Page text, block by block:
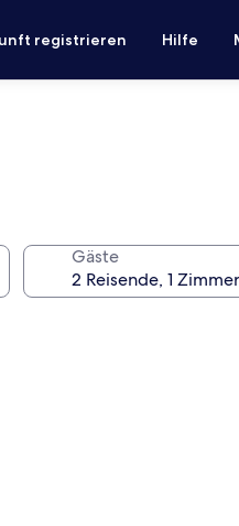
registrieren Hilfe
Gäste